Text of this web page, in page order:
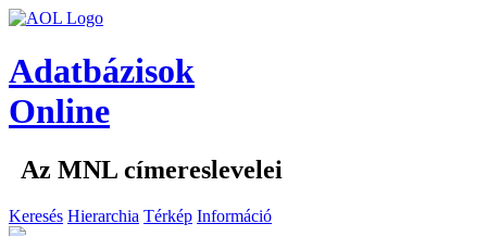
Adatbázisok
Online
Az MNL címereslevelei
Keresés Hierarchia Térkép Információ